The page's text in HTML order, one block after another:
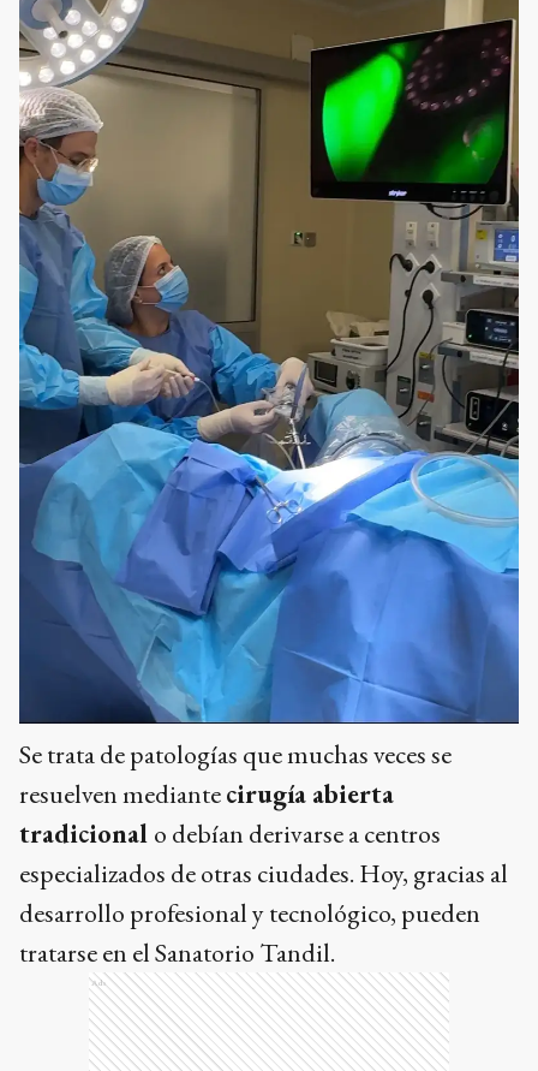
Se trata de patologías que muchas veces se
resuelven mediantecirugía abierta
tradicional o debían derivarse a centros
especializados de otras ciudades. Hoy, gracias al
desarrollo profesional y tecnológico, pueden
tratarse en el Sanatorio Tandil.
Ads